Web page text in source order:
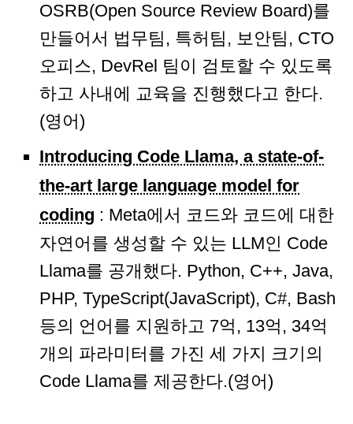
OSRB(Open Source Review Board)를
만들어서 법무팀, 특허팀, 보안팀, CTO
오피스, DevRel 팀이 검토할 수 있도록
하고 사내에 교육을 진행했다고 한다.
(영어)
Introducing Code Llama, a state-of-
the-art large language model for
coding : Meta에서 코드와 코드에 대한
자연어를 생성할 수 있는 LLM인 Code
Llama를 공개했다. Python, C++, Java,
PHP, TypeScript(JavaScript), C#, Bash
등의 언어를 지원하고 7억, 13억, 34억
개의 파라미터를 가진 세 가지 크기의
Code Llama를 제공한다.(영어)